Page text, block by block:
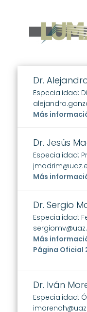
Dr.
Especialidad:
Más
Dr. Jesús
Especialidad:
Más
Dr. Sergio
Especialidad:
Más
Página
Dr. Iván
Especialidad: